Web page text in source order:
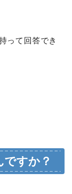
って回答でき
すか？